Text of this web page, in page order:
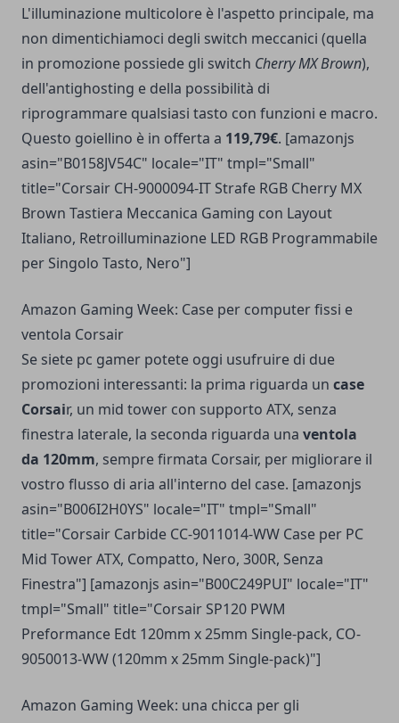
L'illuminazione multicolore è l'aspetto principale, ma
non dimentichiamoci degli switch meccanici (quella
in promozione possiede gli switch Cherry MX Brown),
dell'antighosting e della possibilità di
riprogrammare qualsiasi tasto con funzioni e macro.
Questo goiellino è in offerta a 119,79€. [amazonjs
asin="B0158JV54C" locale="IT" tmpl="Small"
title="Corsair CH-9000094-IT Strafe RGB Cherry MX
Brown Tastiera Meccanica Gaming con Layout
Italiano, Retroilluminazione LED RGB Programmabile
per Singolo Tasto, Nero"]
Amazon Gaming Week: Case per computer fissi e
ventola Corsair
Se siete pc gamer potete oggi usufruire di due
promozioni interessanti: la prima riguarda un case
Corsair, un mid tower con supporto ATX, senza
finestra laterale, la seconda riguarda una ventola
da 120mm, sempre firmata Corsair, per migliorare il
vostro flusso di aria all'interno del case. [amazonjs
asin="B006I2H0YS" locale="IT" tmpl="Small"
title="Corsair Carbide CC-9011014-WW Case per PC
Mid Tower ATX, Compatto, Nero, 300R, Senza
Finestra"] [amazonjs asin="B00C249PUI" locale="IT"
tmpl="Small" title="Corsair SP120 PWM
Preformance Edt 120mm x 25mm Single-pack, CO-
9050013-WW (120mm x 25mm Single-pack)"]
Amazon Gaming Week: una chicca per gli